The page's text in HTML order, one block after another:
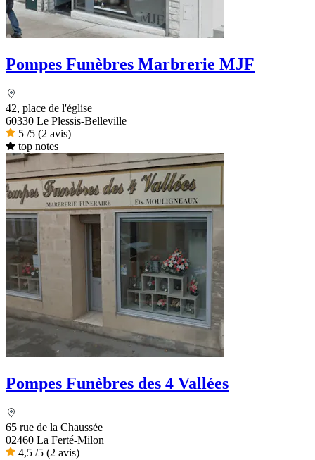
Pompes Funèbres Marbrerie MJF
42, place de l'église
60330 Le Plessis-Belleville
5 /5 (2 avis)
top notes
Pompes Funèbres des 4 Vallées
65 rue de la Chaussée
02460 La Ferté-Milon
4,5 /5 (2 avis)